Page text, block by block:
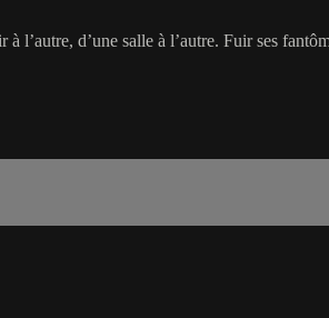
l’autre, d’une salle à l’autre. Fuir ses